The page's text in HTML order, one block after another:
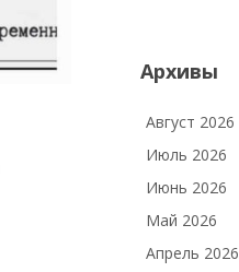
Архивы
Август 2026
Июль 2026
Июнь 2026
Май 2026
Апрель 2026